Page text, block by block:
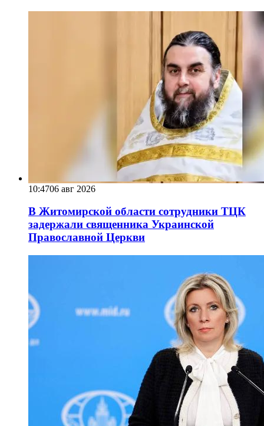
10:4706 авг 2026
В Житомирской области сотрудники ТЦК
задержали священника Украинской
Православной Церкви